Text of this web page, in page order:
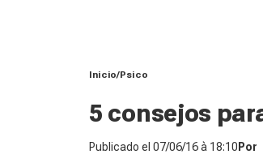
Inicio Psico
5 consejos
Publicado el 07/06/16 à 18:10 Por